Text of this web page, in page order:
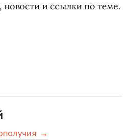
новости и ссылки по теме.
→